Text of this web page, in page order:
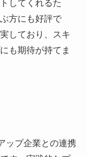
してくれるた
方にも好評で
しており、スキ
も期待が持てま
ップ企業との連携